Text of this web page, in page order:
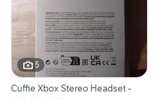
5
Cuffie Xbox Stereo Headset -